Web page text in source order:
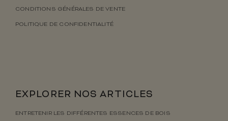
CONDITIONS GÉNÉRALES DE VENTE
POLITIQUE DE CONFIDENTIALITÉ
EXPLORER NOS ARTICLES
ENTRETENIR LES DIFFÉRENTES ESSENCES DE BOIS